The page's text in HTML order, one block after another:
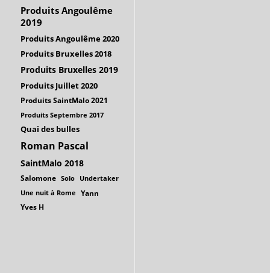
Produits Angoulême
2019
Produits Angoulême 2020
Produits Bruxelles 2018
Produits Bruxelles 2019
Produits Juillet 2020
Produits SaintMalo 2021
Produits Septembre 2017
Quai des bulles
Roman Pascal
SaintMalo 2018
Salomone Solo Undertaker
Une nuit à Rome Yann
Yves H